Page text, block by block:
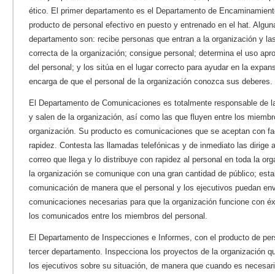
ético. El primer departamento es el Departamento de
producto de personal efectivo en puesto y entrenado en el hat.
departamento son: recibe personas que entran a la organización y
correcta de la organización; consigue personal; determina el uso
del personal; y los sitúa en el lugar correcto para ayudar en la
encarga de que el personal de la organización conozca sus deberes.
El Departamento de Comunicaciones es totalmente responsable de
y salen de la organización, así como las que fluyen entre los
organización. Su producto es comunicaciones que se aceptan con
rapidez. Contesta las llamadas telefónicas y de inmediato las dirige
correo que llega y lo distribuye con rapidez al personal en toda la
la organización se comunique con una gran cantidad de público;
comunicación de manera que el personal y los ejecutivos puedan
comunicaciones necesarias para que la organización funcione con
los comunicados entre los miembros del personal.
El Departamento de Inspecciones e Informes, con el producto de
tercer departamento. Inspecciona los proyectos de la organización
los ejecutivos sobre su situación, de manera que cuando es